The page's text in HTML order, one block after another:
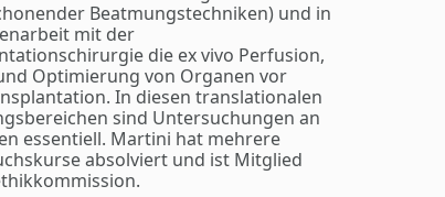
Beatmungstechniken) und in
mit der
die ex vivo Perfusion,
Optimierung von Organen vor
In diesen translationalen
sind Untersuchungen an
essentiell. Martini hat mehrere
absolviert und ist Mitglied